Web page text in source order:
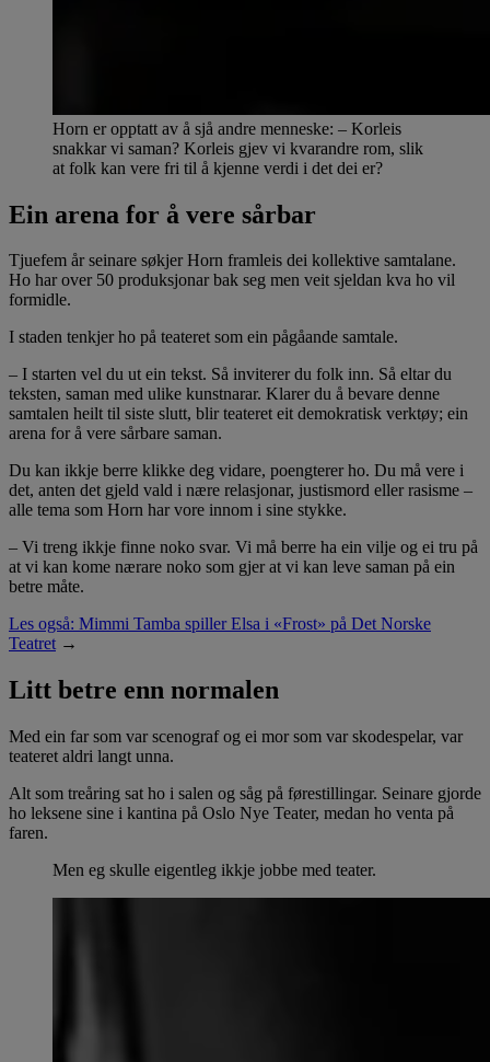
Horn er opptatt av å sjå andre menneske: – Korleis
snakkar vi saman? Korleis gjev vi kvarandre rom, slik
at folk kan vere fri til å kjenne verdi i det dei er?
Ein arena for å vere sårbar
Tjuefem år seinare søkjer Horn framleis dei kollektive samtalane.
Ho har over 50 produksjonar bak seg men veit sjeldan kva ho vil
formidle.
I staden tenkjer ho på teateret som ein pågåande samtale.
– I starten vel du ut ein tekst. Så inviterer du folk inn. Så eltar du
teksten, saman med ulike kunstnarar. Klarer du å bevare denne
samtalen heilt til siste slutt, blir teateret eit demokratisk verktøy; ein
arena for å vere sårbare saman.
Du kan ikkje berre klikke deg vidare, poengterer ho. Du må vere i
det, anten det gjeld vald i nære relasjonar, justismord eller rasisme –
alle tema som Horn har vore innom i sine stykke.
– Vi treng ikkje finne noko svar. Vi må berre ha ein vilje og ei tru på
at vi kan kome nærare noko som gjer at vi kan leve saman på ein
betre måte.
Les også: Mimmi Tamba spiller Elsa i «Frost» på Det Norske
Teatret→
Litt betre enn normalen
Med ein far som var scenograf og ei mor som var skodespelar, var
teateret aldri langt unna.
Alt som treåring sat ho i salen og såg på førestillingar. Seinare gjorde
ho leksene sine i kantina på Oslo Nye Teater, medan ho venta på
faren.
Men eg skulle eigentleg ikkje jobbe med teater.